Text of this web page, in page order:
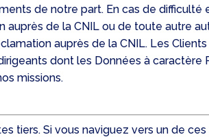
de notre part. En cas de difficulté
auprès de la CNIL ou de toute autre
auprès de la CNIL. Les Clients
dont les Données à caractère
missions.
tiers. Si vous naviguez vers un de